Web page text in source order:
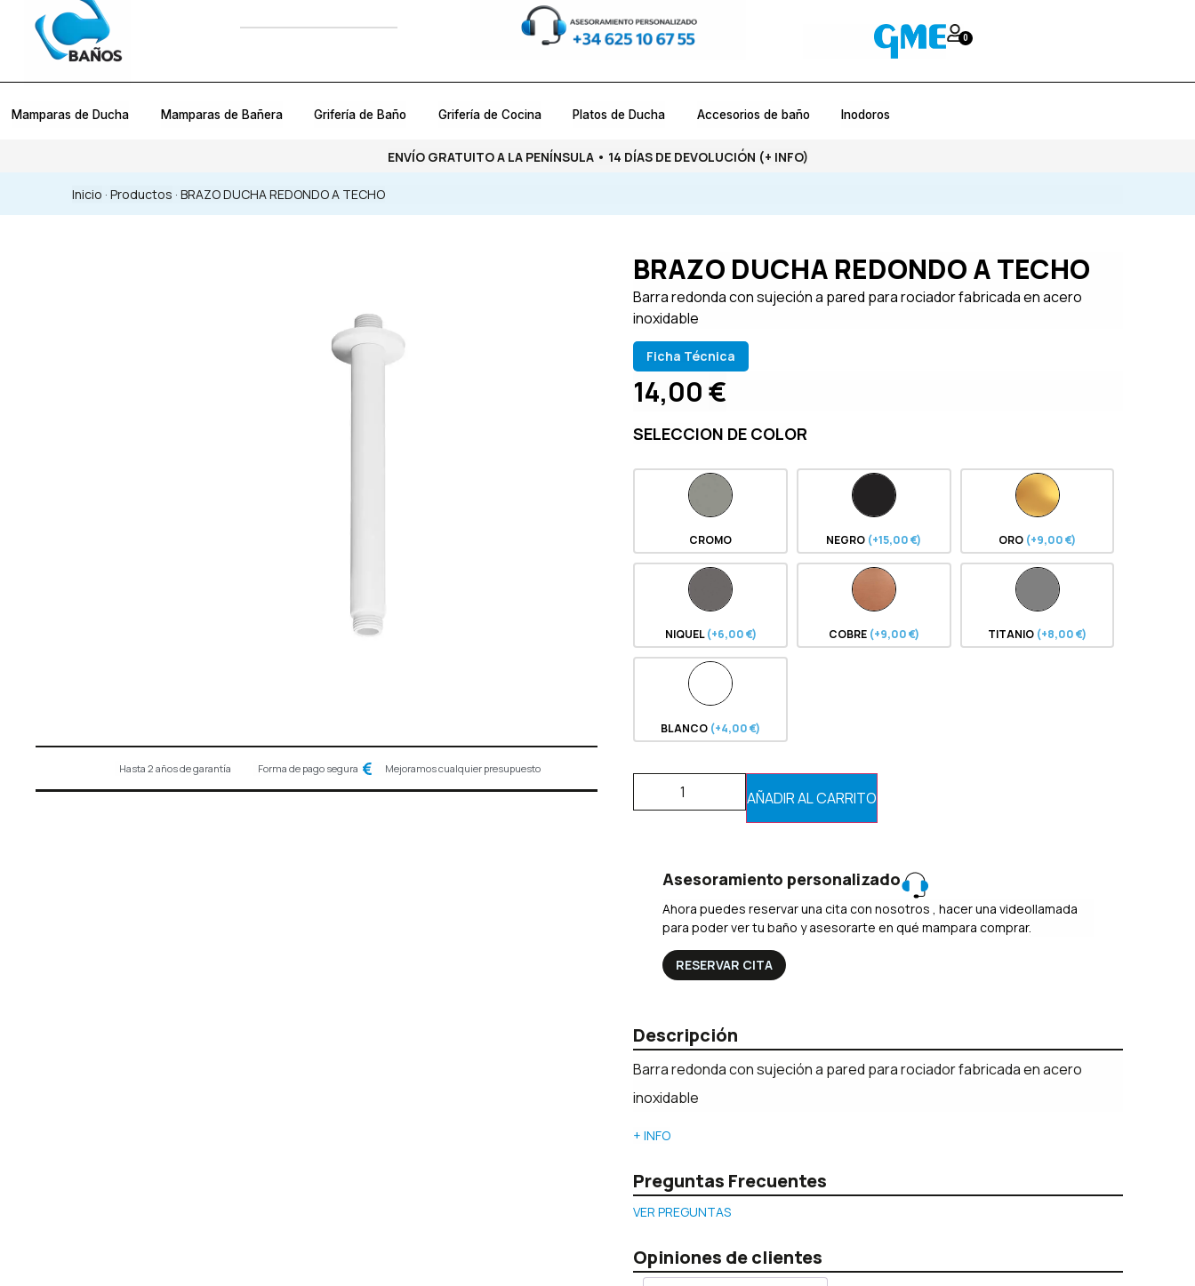
0
Mamparas de Ducha Mamparas de Bañera Grifería de Baño Grifería de Cocina Platos de Ducha Accesorios de baño Inodoros
ENVÍO GRATUITO A LA PENÍNSULA • 14 DÍAS DE DEVOLUCIÓN (+ INFO)
Inicio · Productos · BRAZO DUCHA REDONDO A TECHO
Hasta 2 años de garantía Forma de pago segura Mejoramos cualquier presupuesto
BRAZO DUCHA REDONDO A TECHO
Barra redonda con sujeción a pared para rociador fabricada en acero
inoxidable
Ficha Técnica
14,00€
SELECCION DE COLOR
CROMO NEGRO (+15,00 €) ORO (+9,00 €)
NIQUEL(+6,00 €) COBRE (+9,00 €) TITANIO (+8,00 €)
BLANCO (+4,00 €)
AÑADIR AL CARRITO
Asesoramiento personalizado
Ahora puedes reservar una cita con nosotros , hacer una videollamada
para poder ver tu baño y asesorarte en qué mampara comprar.
RESERVAR CITA
Descripción
Barra redonda con sujeción a pared para rociador fabricada en acero
inoxidable
+ INFO
Preguntas Frecuentes
VER PREGUNTAS
Opiniones de clientes